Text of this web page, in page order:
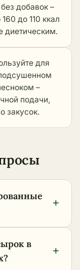
добавок –
до 110 ккал
диетическим.
для
–
подачи,
закусок.
+
в
+